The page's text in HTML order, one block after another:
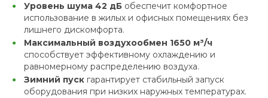
Уровень шума 42 дБ обеспечит комфортное
использование в жилых и офисных помещениях без
лишнего дискомфорта.
Максимальный воздухообмен 1650 м³/ч
способствует эффективному охлаждению и
равномерному распределению воздуха.
Зимний пуск гарантирует стабильный запуск
оборудования при низких наружных температурах.